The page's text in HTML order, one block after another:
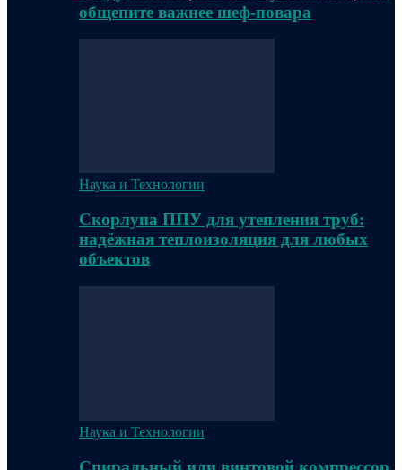
общепите важнее шеф-повара
Наука и Технологии
Скорлупа ППУ для утепления труб:
надёжная теплоизоляция для любых
объектов
Наука и Технологии